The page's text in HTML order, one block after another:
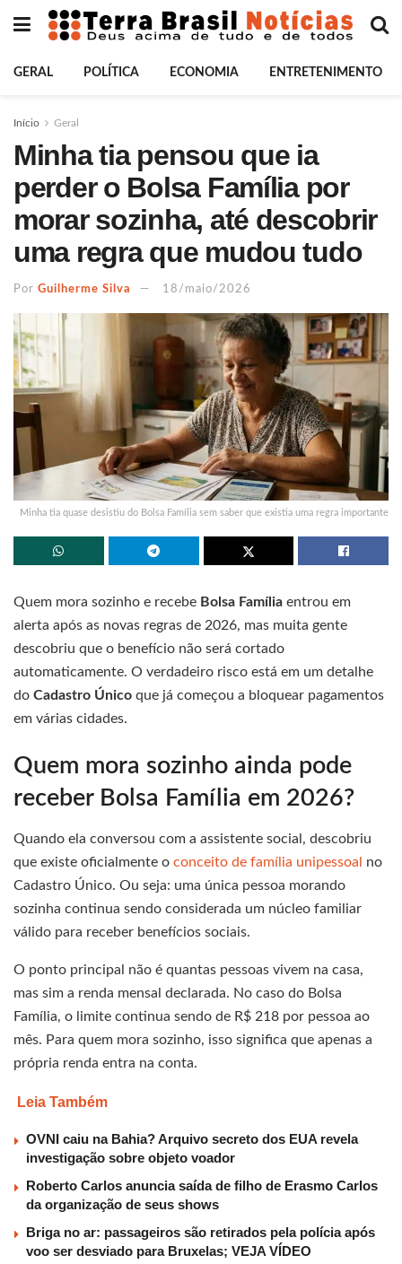
GERAL POLÍTICA ECONOMIA ENTRETENIMENTO
Início Geral
Minha tia pensou que ia
perder o Bolsa Família por
morar sozinha, até descobrir
uma regra que mudou tudo
Por Guilherme Silva 18/maio/2026
Minha tia quase desistiu do Bolsa Família sem saber que existia uma regra importante
Quem mora sozinho e recebe Bolsa Família entrou em
alerta após as novas regras de 2026, mas muita gente
descobriu que o benefício não será cortado
automaticamente. O verdadeiro risco está em um detalhe
do Cadastro Único que já começou a bloquear pagamentos
em várias cidades.
Quem mora sozinho ainda pode
receber Bolsa Família em 2026?
Quando ela conversou com a assistente social, descobriu
que existe oficialmente o conceito de família unipessoal
no
Cadastro Único. Ou seja: uma única pessoa morando
sozinha continua sendo considerada um núcleo familiar
válido para receber benefícios sociais.
O ponto principal não é quantas pessoas vivem na casa,
mas sim a renda mensal declarada. No caso do Bolsa
Família, o limite continua sendo de R$ 218 por pessoa ao
mês. Para quem mora sozinho, isso significa que apenas a
própria renda entra na conta.
Leia Também
OVNI caiu na Bahia? Arquivo secreto dos EUA revela
investigação sobre objeto voador
Roberto Carlos anuncia saída de filho de Erasmo Carlos
da organização de seus shows
Briga no ar: passageiros são retirados pela polícia após
voo ser desviado para Bruxelas; VEJA VÍDEO